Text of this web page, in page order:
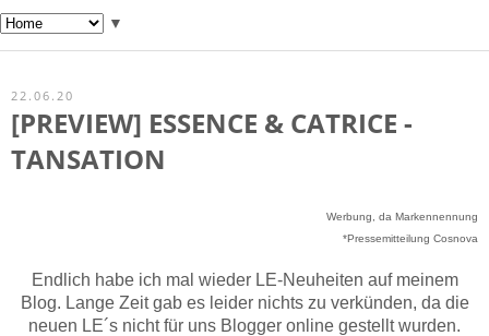
▼
22.06.20
[PREVIEW] ESSENCE & CATRICE -
TANSATION
Werbung, da Markennennung
*Pressemitteilung Cosnova
Endlich habe ich mal wieder LE-Neuheiten auf meinem
Blog. Lange Zeit gab es leider nichts zu verkünden, da die
neuen LE´s nicht für uns Blogger online gestellt wurden.